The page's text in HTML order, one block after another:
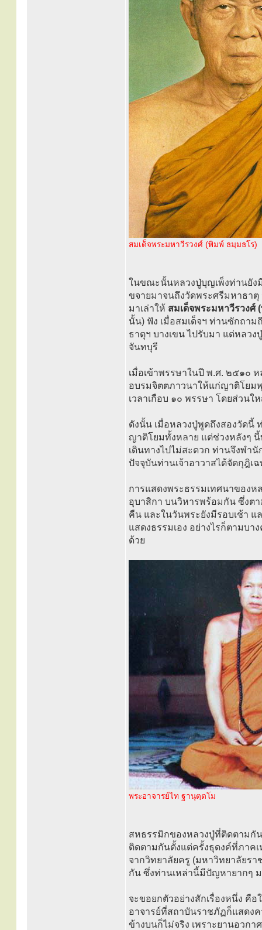
สมเด็จพระมหาวีรวงศ์ (พิมพ์ ธมฺมธโร)
ในขณะนั้นหลวงปู่บุญเพ็งท่านยัง
ขจายมาจนถึงวัดพระศรีมหาธาตุ
มาเล่าให้ สมเด็จพระมหาวีรวงศ์
นั้น) ฟัง เมื่อสมเด็จฯ ท่านซักถาม
ธาตุฯ บางเขน ไปรับมา แต่หลว
จันทบุรี
เมื่อเข้าพรรษาในปี พ.ศ. ๒๕๑๐
อบรมจิตตภาวนาให้แก่ญาติโยม
เวลาเกือบ ๑๐ พรรษา โดยส่วน
ดังนั้น เมื่อหลวงปู่พูดถึงสองวัดนี้
ญาติโยมทั้งหลาย แต่ช่วงหลังๆ
เดินทางไปไม่สะดวก ท่านจึงพำ
ปัจจุบันท่านเจ้าอาวาสได้จัดกุฎิเ
การแสดงพระธรรมเทศนาของ
อุบาสิกา บนวิหารพร้อมกัน ซึ่งต
คืน และในวันพระยังมีรอบเช้า แ
แสดงธรรมเอง อย่างไรก็ตามบ
ด้วย
พระอาจารย์ไท ฐานุตฺตโม
สหธรรมิกของหลวงปู่ที่ติดตามกั
ติดตามกันตั้งแต่ครั้งธุดงค์ที่ภาค
จากวิทยาลัยครู (มหาวิทยาลัยร
กัน ซึ่งท่านเหล่านี้มีปัญหายากๆ
จะขอยกตัวอย่างสักเรื่องหนึ่ง คื
อาจารย์ที่สถาบันราชภัฏก็แสดง
ข้างบนก็ไม่จริง เพราะยานอวก